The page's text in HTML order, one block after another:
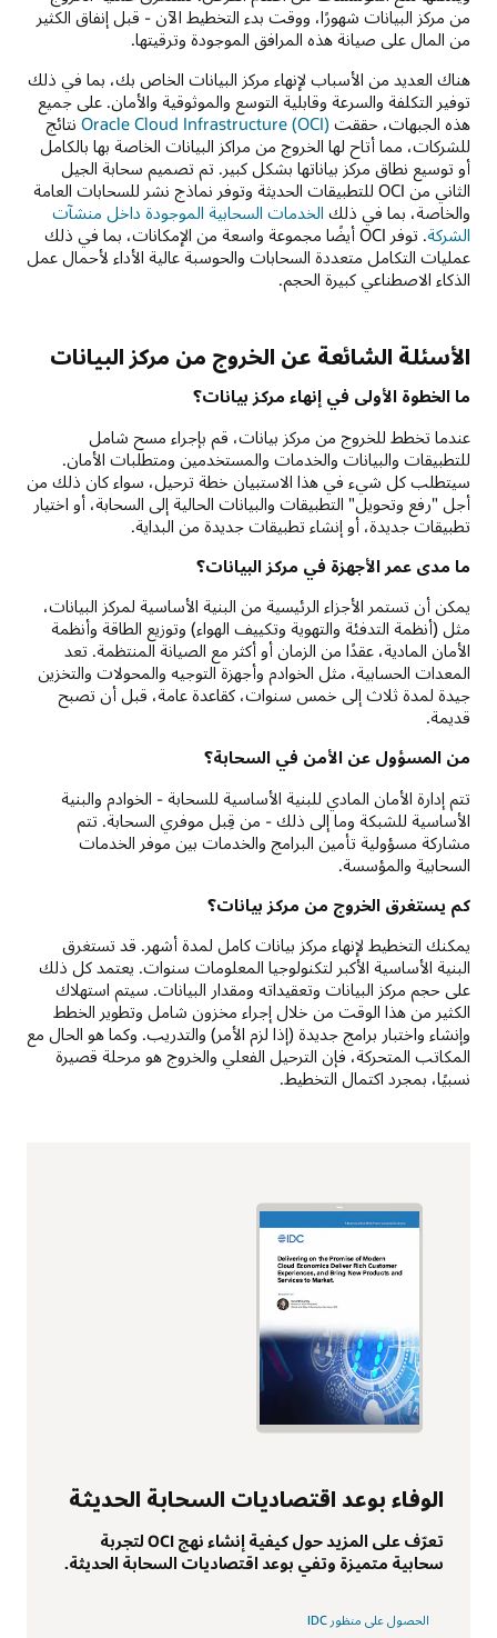
من مركز البيانات شهورًا، ووقت بدء التخطيط الآن - قبل إنفاق الكثير
من المال على صيانة هذه المرافق الموجودة وترقيتها.
هناك العديد من الأسباب لإنهاء مركز البيانات الخاص بك، بما في ذلك
توفير التكلفة والسرعة وقابلية التوسع والموثوقية والأمان. على جميع
هذه الجبهات، حققت Oracle Cloud Infrastructure (OCI) نتائج
للشركات، مما أتاح لها الخروج من مراكز البيانات الخاصة بها بالكامل
أو توسيع نطاق مركز بياناتها بشكل كبير. تم تصميم سحابة الجيل
الثاني من OCI للتطبيقات الحديثة وتوفر نماذج نشر للسحابات العامة
والخاصة، بما في ذلك الخدمات السحابية الموجودة داخل منشآت
الشركة
. توفر OCI أيضًا مجموعة واسعة من الإمكانات، بما في ذلك
عمليات التكامل متعددة السحابات والحوسبة عالية الأداء لأحمال عمل
الذكاء الاصطناعي كبيرة الحجم.
الأسئلة الشائعة عن الخروج من مركز البيانات
ما الخطوة الأولى في إنهاء مركز بيانات؟
عندما تخطط للخروج من مركز بيانات، قم بإجراء مسح شامل
للتطبيقات والبيانات والخدمات والمستخدمين ومتطلبات الأمان.
سيتطلب كل شيء في هذا الاستبيان خطة ترحيل، سواء كان ذلك من
أجل "رفع وتحويل" التطبيقات والبيانات الحالية إلى السحابة، أو اختيار
تطبيقات جديدة، أو إنشاء تطبيقات جديدة من البداية.
ما مدى عمر الأجهزة في مركز البيانات؟
يمكن أن تستمر الأجزاء الرئيسية من البنية الأساسية لمركز البيانات،
مثل (أنظمة التدفئة والتهوية وتكييف الهواء) وتوزيع الطاقة وأنظمة
الأمان المادية، عقدًا من الزمان أو أكثر مع الصيانة المنتظمة. تعد
المعدات الحسابية، مثل الخوادم وأجهزة التوجيه والمحولات والتخزين
جيدة لمدة ثلاث إلى خمس سنوات، كقاعدة عامة، قبل أن تصبح
قديمة.
من المسؤول عن الأمن في السحابة؟
تتم إدارة الأمان المادي للبنية الأساسية للسحابة - الخوادم والبنية
الأساسية للشبكة وما إلى ذلك - من قِبل موفري السحابة. تتم
مشاركة مسؤولية تأمين البرامج والخدمات بين موفر الخدمات
السحابية والمؤسسة.
كم يستغرق الخروج من مركز بيانات؟
يمكنك التخطيط لإنهاء مركز بيانات كامل لمدة أشهر. قد تستغرق
البنية الأساسية الأكبر لتكنولوجيا المعلومات سنوات. يعتمد كل ذلك
على حجم مركز البيانات وتعقيداته ومقدار البيانات. سيتم استهلاك
الكثير من هذا الوقت من خلال إجراء مخزون شامل وتطوير الخطط
وإنشاء واختبار برامج جديدة (إذا لزم الأمر) والتدريب. وكما هو الحال مع
المكاتب المتحركة، فإن الترحيل الفعلي والخروج هو مرحلة قصيرة
نسبيًا، بمجرد اكتمال التخطيط.
الوفاء بوعد اقتصاديات السحابة الحديثة
تعرّف على المزيد حول كيفية إنشاء نهج OCI لتجربة
سحابية متميزة وتفي بوعد اقتصاديات السحابة الحديثة.
الحصول على منظور IDC